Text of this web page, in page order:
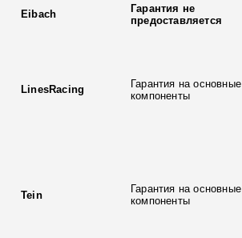
Eibach
Гарантия не
предоставляется
LinesRacing
Гарантия на основные
компоненты
Tein
Гарантия на основные
компоненты